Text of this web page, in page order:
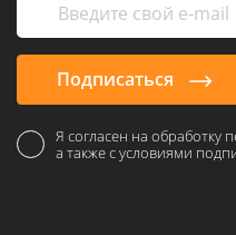
Подписаться
Я согласен на обработку
а также с условиями